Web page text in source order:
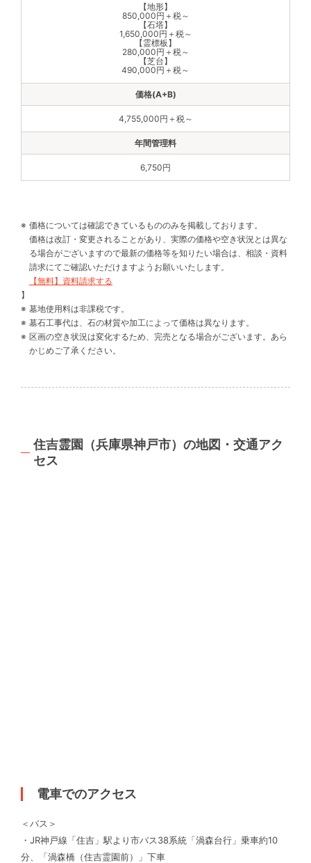
【地形】
850,000円＋税～
【石塔】
1,650,000円＋税～
【霊標板】
280,000円＋税～
【芝台】
490,000円＋税～
4,755,000円＋税～
6,750円
価格については確認できているもののみを掲載しております。
価格は改訂・変更されることがあり、実際の価格や空き状況とは異な
る場合がございますので最新の価格等を知りたい場合は、相談・資料
請求にてご確認いただけますようお願いいたします。
【無料】資料請求する
】
墓地使用料は非課税です。
墓石工事代は、石の材質や加工によって価格は異なります。
区画の空き状況は変化するため、完売となる場合がございます。あら
かじめご了承ください。
住吉霊園（兵庫県神戸市）の地図・交通アク
セス
電車でのアクセス
＜バス＞
・JR神戸線「住吉」駅より市バス38系統「渦森台行」乗車約10
分、「渦森橋（住吉霊園前）」下車